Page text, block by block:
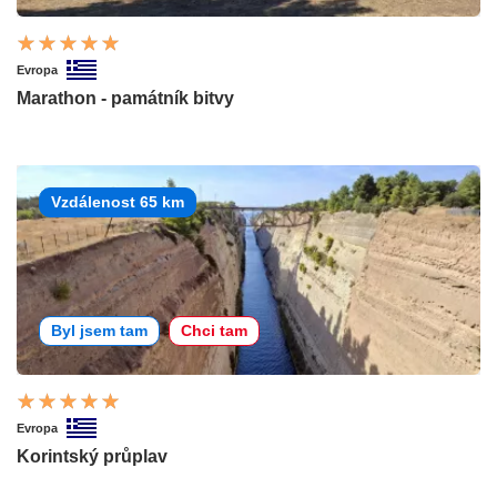
Evropa
Marathon - památník bitvy
Vzdálenost 65 km
Byl jsem tam Chci tam
Evropa
Korintský průplav